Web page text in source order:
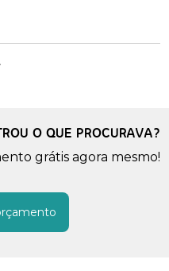
O QUE PROCURAVA?
grátis agora mesmo!